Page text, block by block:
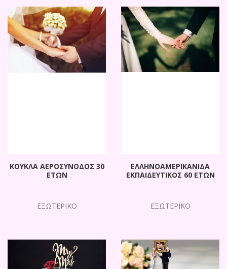
ΚΟΥΚΛΑ ΑΕΡΟΣΥΝΟΔΟΣ 30
ΕΤΩΝ
ΕΞΩΤΕΡΙΚΟ
ΕΛΛΗΝΟΑΜΕΡΙΚΑΝΙΔΑ
ΕΚΠΑΙΔΕΥΤΙΚΟΣ 60 ΕΤΩΝ
ΕΞΩΤΕΡΙΚΟ